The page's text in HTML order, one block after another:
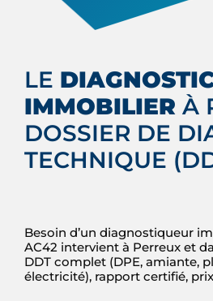
LE
IMMOBILIER À
DOSSIER DE
TECHNIQUE
Besoin d’un diagnostiqueur
AC42 intervient à Perreux et
DDT complet (DPE, amiante,
électricité), rapport certifié,